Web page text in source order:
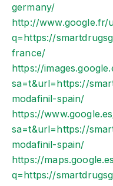
germany/
http://www.google.fr/
q=https://
france/
https://
sa=t&url=https://
modafinil-spain/
https://
sa=t&url=https://
modafinil-spain/
https://
q=https://